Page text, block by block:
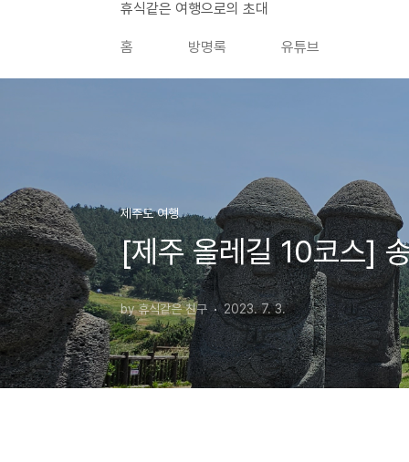
휴식같은 여행으로의 초대
홈 방명록 유튜브
제주도 여행
[제주 올레길 10코스]
by 휴식같은 친구 2023. 7. 3.